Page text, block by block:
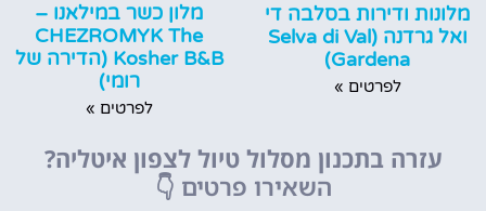
מלונות ודירות בסלבה די
ואל גרדנה (Selva di Val
Gardena)
לפרטים »
מלון כשר במילאנו –
CHEZROMYK The
Kosher B&B (הדירה של
רומי)
לפרטים »
עזרה בתכנון מסלול טיול לצפון איטליה?
השאירו פרטים 👇